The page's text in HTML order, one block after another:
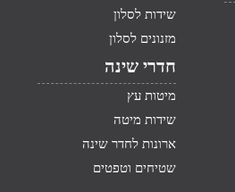
שידות לסלון
מזנונים לסלון
חדרי שינה
מיטות עץ
שידות מיטה
ארונות לחדר שינה
שטיחים וטפטים